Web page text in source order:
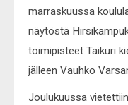
marraskuussa
näytöstä
toimipisteet Taikuri
jälleen Vauhko
Joulukuussa